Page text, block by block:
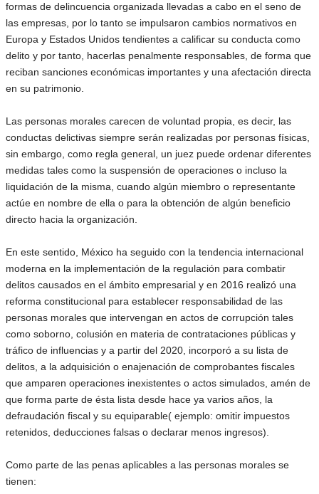
formas de delincuencia organizada llevadas a cabo en el seno de
las empresas, por lo tanto se impulsaron cambios normativos en
Europa y Estados Unidos tendientes a calificar su conducta como
delito y por tanto, hacerlas penalmente responsables, de forma que
reciban sanciones económicas importantes y una afectación directa
en su patrimonio.
Las personas morales carecen de voluntad propia, es decir, las
conductas delictivas siempre serán realizadas por personas físicas,
sin embargo, como regla general, un juez puede ordenar diferentes
medidas tales como la suspensión de operaciones o incluso la
liquidación de la misma, cuando algún miembro o representante
actúe en nombre de ella o para la obtención de algún beneficio
directo hacia la organización.
En este sentido, México ha seguido con la tendencia internacional
moderna en la implementación de la regulación para combatir
delitos causados en el ámbito empresarial y en 2016 realizó una
reforma constitucional para establecer responsabilidad de las
personas morales que intervengan en actos de corrupción tales
como soborno, colusión en materia de contrataciones públicas y
tráfico de influencias y a partir del 2020, incorporó a su lista de
delitos, a la adquisición o enajenación de comprobantes fiscales
que amparen operaciones inexistentes o actos simulados, amén de
que forma parte de ésta lista desde hace ya varios años, la
defraudación fiscal y su equiparable( ejemplo: omitir impuestos
retenidos, deducciones falsas o declarar menos ingresos).
Como parte de las penas aplicables a las personas morales se
tienen: